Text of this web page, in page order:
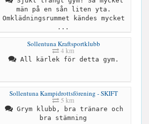
män på en sån liten yta.
Omklädningsrummet kändes mycket
...
Sollentuna Kraftsportklubb
4 km
All kärlek för detta gym.
Sollentuna Kampidrottsförening - SKIFT
5 km
Grym klubb, bra tränare och
bra stämning